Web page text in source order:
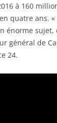
à 160
quatre ans.
énorme
général de
24.